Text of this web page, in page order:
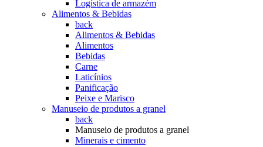
Logística de armazém
Alimentos & Bebidas
back
Alimentos & Bebidas
Alimentos
Bebidas
Carne
Laticínios
Panificação
Peixe e Marisco
Manuseio de produtos a granel
back
Manuseio de produtos a granel
Minerais e cimento